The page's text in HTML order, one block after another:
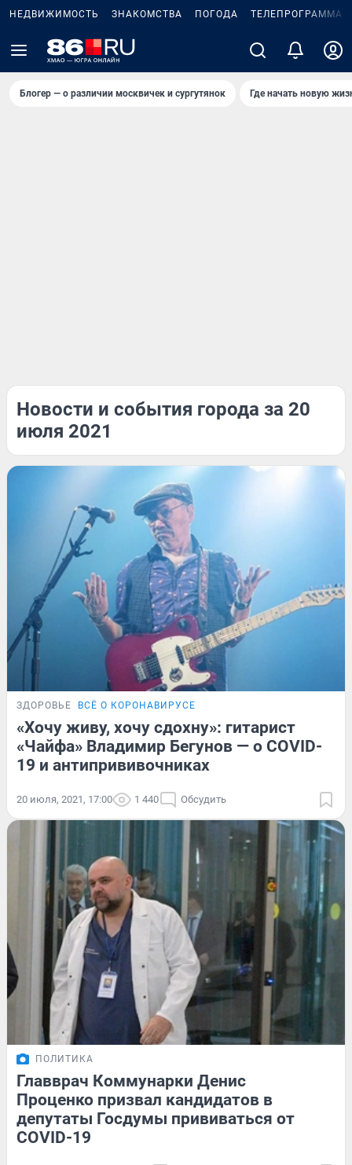
НЕДВИЖИМОСТЬ ЗНАКОМСТВА ПОГОДА ТЕЛЕПРОГРАММА
Блогер — о различии москвичек и сургутянок Где начать новую
Новости и события города за 20
июля 2021
ЗДОРОВЬЕ ВСЁ О КОРОНАВИРУСЕ
«Хочу живу, хочу сдохну»: гитарист
«Чайфа» Владимир Бегунов — о COVID-
19 и антипрививочниках
20 июля, 2021, 17:00 1 440 Обсудить
ПОЛИТИКА
Главврач Коммунарки Денис
Проценко призвал кандидатов в
депутаты Госдумы прививаться от
COVID-19